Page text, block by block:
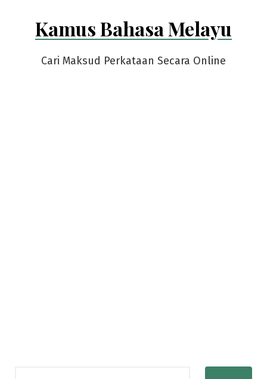
Kamus Bahasa Melayu
Cari Maksud Perkataan Secara Online